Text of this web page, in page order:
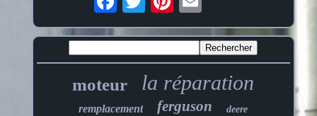
moteur la réparation
remplacement ferguson deere